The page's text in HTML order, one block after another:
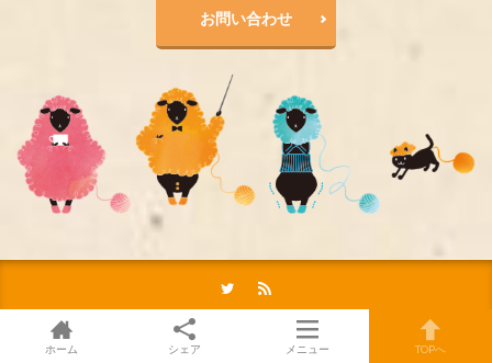
お問い合わせ
ホーム シェア メニュー TOPへ